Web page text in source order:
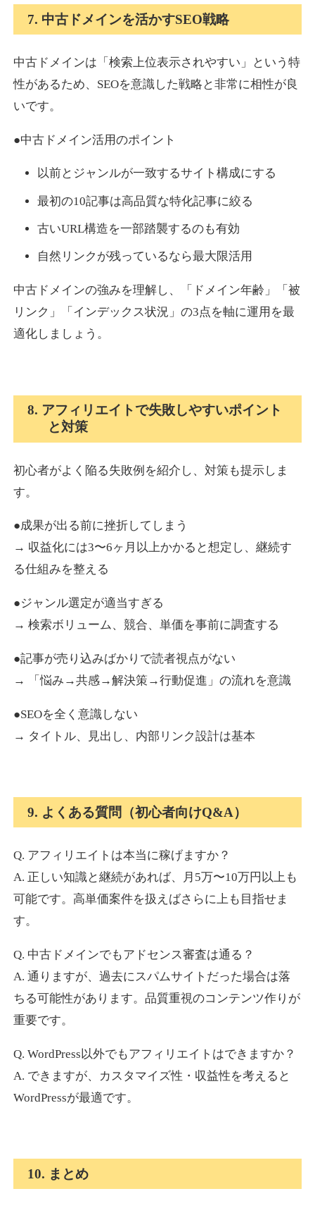
7. 中古ドメインを活かすSEO戦略
中古ドメインは「検索上位表示されやすい」という特
性があるため、SEOを意識した戦略と非常に相性が良
いです。
●中古ドメイン活用のポイント
以前とジャンルが一致するサイト構成にする
最初の10記事は高品質な特化記事に絞る
古いURL構造を一部踏襲するのも有効
自然リンクが残っているなら最大限活用
中古ドメインの強みを理解し、「ドメイン年齢」「被
リンク」「インデックス状況」の3点を軸に運用を最
適化しましょう。
8. アフィリエイトで失敗しやすいポイント
と対策
初心者がよく陥る失敗例を紹介し、対策も提示しま
す。
●成果が出る前に挫折してしまう
→ 収益化には3〜6ヶ月以上かかると想定し、継続す
る仕組みを整える
●ジャンル選定が適当すぎる
→ 検索ボリューム、競合、単価を事前に調査する
●記事が売り込みばかりで読者視点がない
→ 「悩み→共感→解決策→行動促進」の流れを意識
●SEOを全く意識しない
→ タイトル、見出し、内部リンク設計は基本
9. よくある質問（初心者向けQ&A）
Q. アフィリエイトは本当に稼げますか？
A. 正しい知識と継続があれば、月5万〜10万円以上も
可能です。高単価案件を扱えばさらに上も目指せま
す。
Q. 中古ドメインでもアドセンス審査は通る？
A. 通りますが、過去にスパムサイトだった場合は落
ちる可能性があります。品質重視のコンテンツ作りが
重要です。
Q. WordPress以外でもアフィリエイトはできますか？
A. できますが、カスタマイズ性・収益性を考えると
WordPressが最適です。
10. まとめ